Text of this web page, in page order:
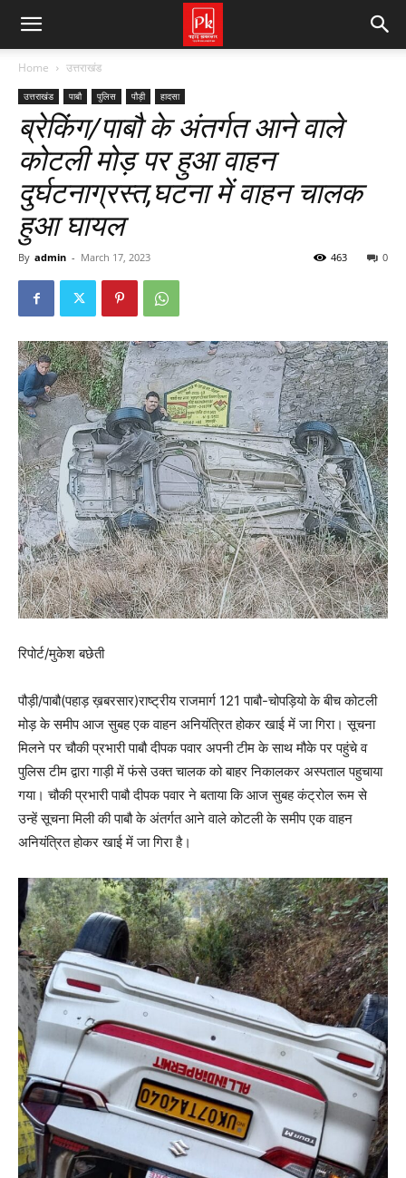
Home उत्तराखंड
उत्तराखंड पाबौ पुलिस पौड़ी हादसा
ब्रेकिंग/पाबौ के अंतर्गत आने वाले
कोटली मोड़ पर हुआ वाहन
दुर्घटनाग्रस्त,घटना में वाहन चालक
हुआ घायल
By admin - March 17, 2023 0
463
रिपोर्ट/मुकेश बछेती
पौड़ी/पाबौ(पहाड़ ख़बरसार)राष्ट्रीय राजमार्ग 121 पाबौ-चोपड़ियो के बीच कोटली
मोड़ के समीप आज सुबह एक वाहन अनियंत्रित होकर खाई में जा गिरा। सूचना
मिलने पर चौकी प्रभारी पाबौ दीपक पवार अपनी टीम के साथ मौके पर पहुंचे व
पुलिस टीम द्वारा गाड़ी में फंसे उक्त चालक को बाहर निकालकर अस्पताल पहुचाया
गया। चौकी प्रभारी पाबौ दीपक पवार ने बताया कि आज सुबह कंट्रोल रूम से
उन्हें सूचना मिली की पाबौ के अंतर्गत आने वाले कोटली के समीप एक वाहन
अनियंत्रित होकर खाई में जा गिरा है।